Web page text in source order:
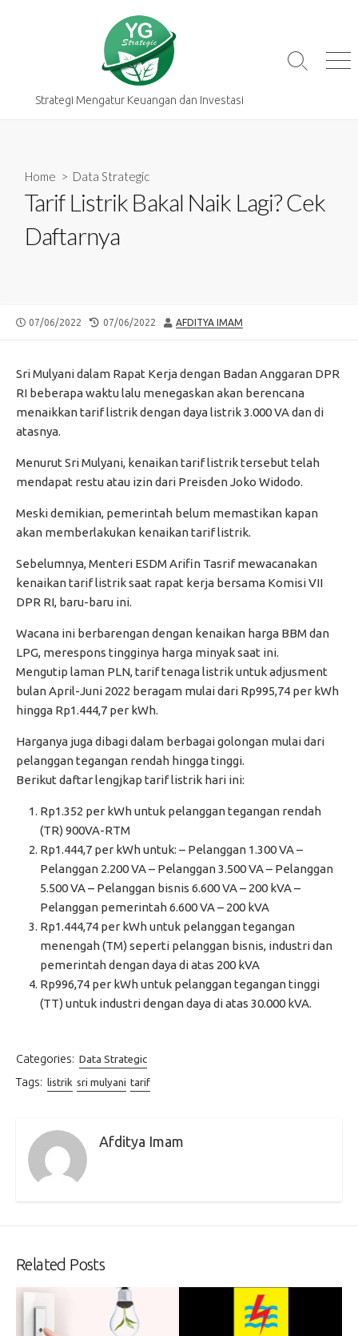
Strategi Mengatur Keuangan dan Investasi
Search
Home > Data Strategic
Tarif Listrik Bakal Naik Lagi? Cek
Daftarnya
PUBLISHED
07/06/2022
LAST
07/06/2022 AUTHOR
AFDITYA IMAM
Sri Mulyani dalam Rapat Kerja dengan Badan Anggaran DPR
RI beberapa waktu lalu menegaskan akan berencana
menaikkan tarif listrik dengan daya listrik 3.000 VA dan di
atasnya.
Menurut Sri Mulyani, kenaikan tarif listrik tersebut telah
mendapat restu atau izin dari Preisden Joko Widodo.
Meski demikian, pemerintah belum memastikan kapan
akan memberlakukan kenaikan tarif listrik.
Sebelumnya, Menteri ESDM Arifin Tasrif mewacanakan
kenaikan tarif listrik saat rapat kerja bersama Komisi VII
DPR RI, baru-baru ini.
Wacana ini berbarengan dengan kenaikan harga BBM dan
LPG, merespons tingginya harga minyak saat ini.
Mengutip laman PLN, tarif tenaga listrik untuk adjusment
bulan April-Juni 2022 beragam mulai dari Rp995,74 per kWh
hingga Rp1.444,7 per kWh.
Harganya juga dibagi dalam berbagai golongan mulai dari
pelanggan tegangan rendah hingga tinggi.
Berikut daftar lengjkap tarif listrik hari ini:
Rp1.352 per kWh untuk pelanggan tegangan rendah
(TR) 900VA-RTM
Rp1.444,7 per kWh untuk: – Pelanggan 1.300 VA –
Pelanggan 2.200 VA – Pelanggan 3.500 VA – Pelanggan
5.500 VA – Pelanggan bisnis 6.600 VA – 200 kVA –
Pelanggan pemerintah 6.600 VA – 200 kVA
Rp1.444,74 per kWh untuk pelanggan tegangan
menengah (TM) seperti pelanggan bisnis, industri dan
pemerintah dengan daya di atas 200 kVA
Rp996,74 per kWh untuk pelanggan tegangan tinggi
(TT) untuk industri dengan daya di atas 30.000 kVA.
Categories: Data Strategic
Tags: listrik sri mulyani tarif
Afditya Imam
Related Posts